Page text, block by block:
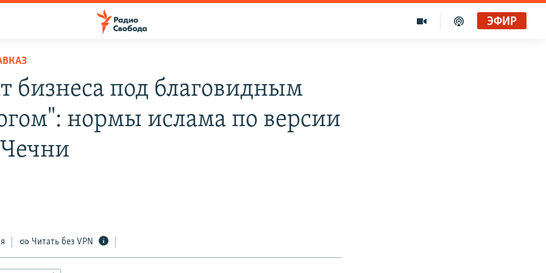
ЭФИР
бизнеса под благовидным
нормы ислама по версии
Читать без VPN